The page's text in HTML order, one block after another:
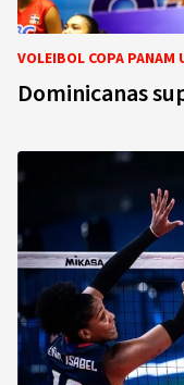
VOLEIBOL COPA PANAM
Dominicanas